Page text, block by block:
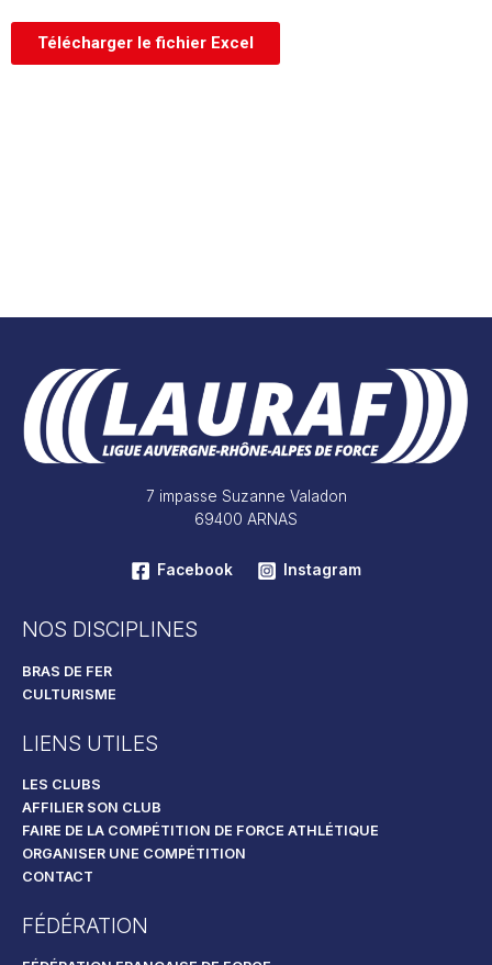
Télécharger le fichier Excel
7 impasse Suzanne Valadon
69400 ARNAS
Facebook Instagram
NOS DISCIPLINES
BRAS DE FER
CULTURISME
LIENS UTILES
LES CLUBS
AFFILIER SON CLUB
FAIRE DE LA COMPÉTITION DE FORCE ATHLÉTIQUE
ORGANISER UNE COMPÉTITION
CONTACT
FÉDÉRATION